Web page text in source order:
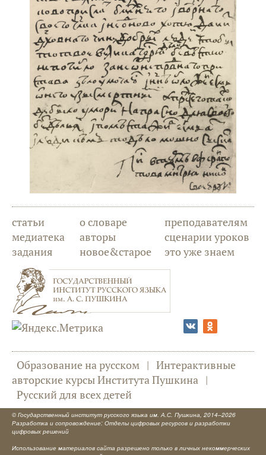
статьи
медиатека
задания
о словаре
авторы
новое&старое
преподавателям
сценарии уроков
это уже знаем
Образование на русском | Интерактивные
авторские курсы Института Пушкина |
Русский для всех детей
© Государственный институт русского языка им. А.С. Пушкина, 2014–2026
Разработка и сопровождение: Отделы цифровых ресурсов и разработки
цифровых решений
Использование материалов сайта разрешено только в личных некоммерческих